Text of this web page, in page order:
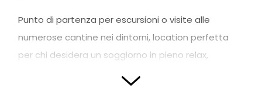
Punto di partenza per escursioni o visite alle
numerose cantine nei dintorni, location perfetta
per chi desidera un soggiorno in pieno relax,